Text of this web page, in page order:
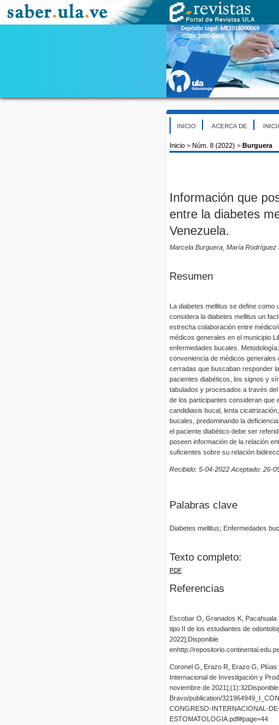
INICIO ACERCA DE
Inicio > Núm. 8 (2022) > Burguera
Información que
entre la diabetes
Venezuela.
Marcela Burguera, María
Resumen
La diabetes mellitus se define como
considera la diabetes mellitus un
estrecha colaboración entre
médicos generales en el municipio
enfermedades bucales.
conveniencia de médicos
cerradas que buscaban responder
pacientes diabéticos, los signos y
tabulados y procesados a través
de los participantes consideran que
candidiasis bucal, lenta
bucales, predominando la
el paciente diabético debe ser
poseen información de la relación
suficientes sobre su relación
Recibido: 5-04-2022 Aceptado: 26-
Palabras clave
Diabetes mellitus; Enfermedades
Texto completo:
PDF
Referencias
Escobar O, Granados K,
tipo II de los estudiantes de
2022];Disponible
enhttp://
Coronel G, Erazo R, Erazo G,
Internacional de Investigación y
noviembre de
Bravo/publication/
CONGRESO-INTERNACIONAL-
ESTOMATOLOGIA.pdf#page=44